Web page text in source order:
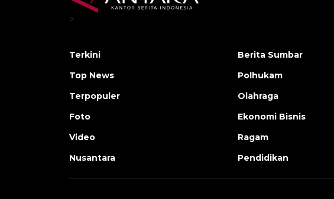
>
Terkini
Top News
Terpopuler
Foto
Video
Nusantara
Berita Sumbar
Polhukam
Olahraga
Ekonomi Bisnis
Ragam
Pendidikan